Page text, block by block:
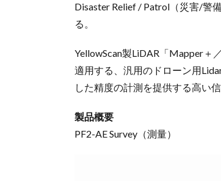
Disaster Relief / Patrol（災害/警
る。
YellowScan製LiDAR「Mapper＋
適用する、汎用のドローン用
した精度の計測を提供する高い
製品概要
PF2-AE Survey（測量）